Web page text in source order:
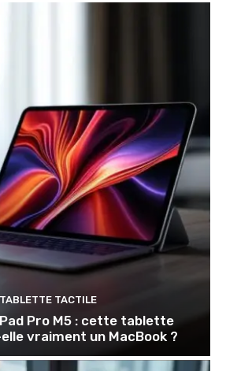
TABLETTE TACTILE
Pro M5 : cette tablette
vraiment un MacBook ?